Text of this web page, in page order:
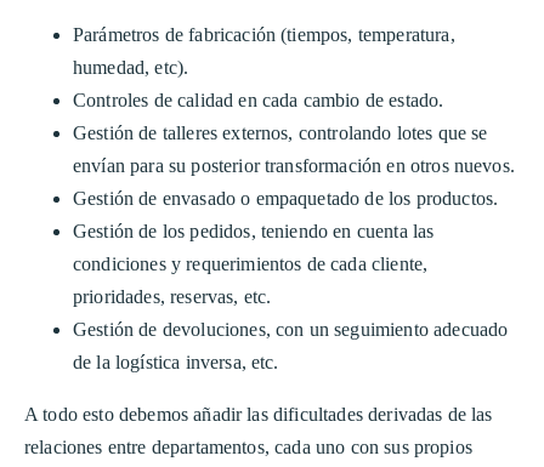
Parámetros de fabricación (tiempos, temperatura,
humedad, etc).
Controles de calidad en cada cambio de estado.
Gestión de talleres externos, controlando lotes que se
envían para su posterior transformación en otros nuevos.
Gestión de envasado o empaquetado de los productos.
Gestión de los pedidos, teniendo en cuenta las
condiciones y requerimientos de cada cliente,
prioridades, reservas, etc.
Gestión de devoluciones, con un seguimiento adecuado
de la logística inversa, etc.
A todo esto debemos añadir las dificultades derivadas de las
relaciones entre departamentos, cada uno con sus propios